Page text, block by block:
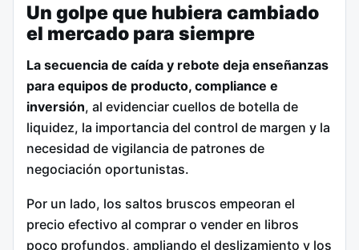
Un golpe que hubiera cambiado
el mercado para siempre
La secuencia de caída y rebote deja enseñanzas
para equipos de producto, compliance e
inversión, al evidenciar cuellos de botella de
liquidez, la importancia del control de margen y la
necesidad de vigilancia de patrones de
negociación oportunistas.
Por un lado, los saltos bruscos empeoran el
precio efectivo al comprar o vender en libros
poco profundos, ampliando el deslizamiento y los